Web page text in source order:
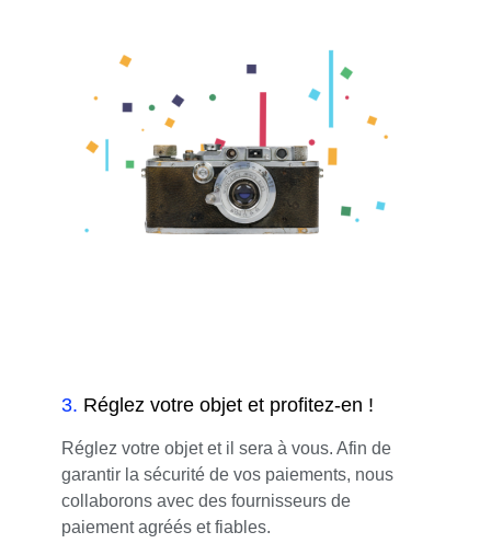
3. Réglez votre objet et profitez-en !
Réglez votre objet et il sera à vous. Afin de
garantir la sécurité de vos paiements, nous
collaborons avec des fournisseurs de
paiement agréés et fiables.